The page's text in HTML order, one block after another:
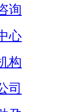
询
心
构
司